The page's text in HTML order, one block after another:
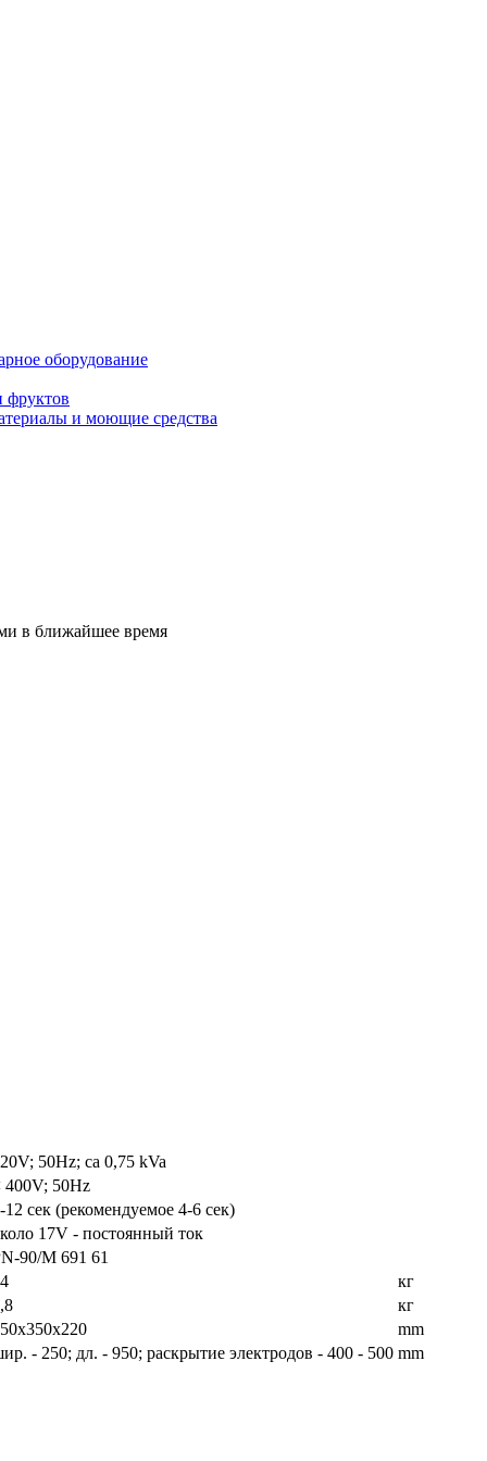
оборудование
фруктов
и моющие средства
в ближайшее время
50Hz; ca 0,75 kVa
400V; 50Hz
12 сек (рекомендуемое 4-6 сек)
17V - постоянный ток
90/M 691 61
кг
кг
mm
- 250; дл. - 950; раскрытие электродов - 400 - 500 mm